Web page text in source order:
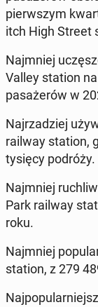
pier­wszym
itch High Street
Na­jm­niej
Valley station
pasażerów w
Na­jrzadziej
railway station,
tysięcy podróży.
Na­jm­niej
Park railway
roku.
Na­jm­niej
station, z 279